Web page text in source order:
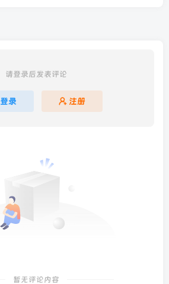
请登录后发表评论
登录 注册
暂无评论内容